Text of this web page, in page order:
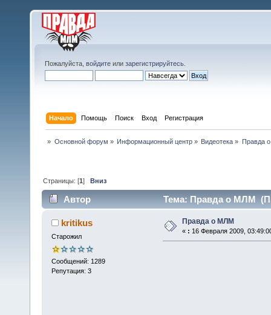
Пожалуйста, войдите или зарегистрируйтесь
Начало Помощь Поиск Вход Регистрация
» Основной форум » Информационный центр» Видеотека » Правда
Страницы: [1]Вниз
Автор Тема: Правда о МЛМ
kritikus
Старожил
Сообщений: 1289
Репутация: 3
Правда о МЛМ
« : 16 Февраля 2009,